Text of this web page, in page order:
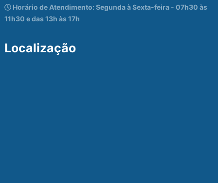
Horário de Atendimento: Segunda à Sexta-feira - 07h30 às
11h30 e das 13h às 17h
Localização